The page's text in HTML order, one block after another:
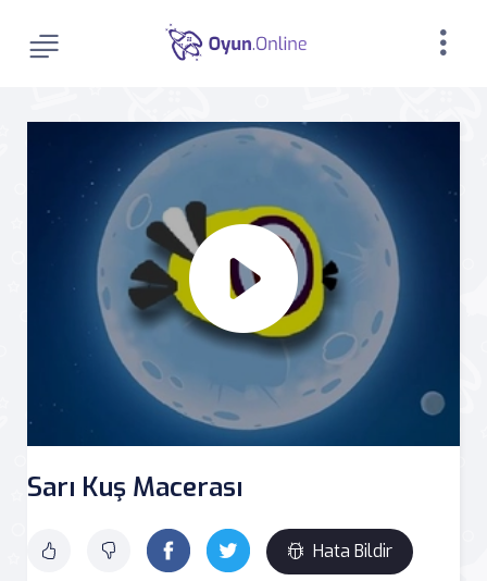
Sarı Kuş Macerası
Hata Bildir